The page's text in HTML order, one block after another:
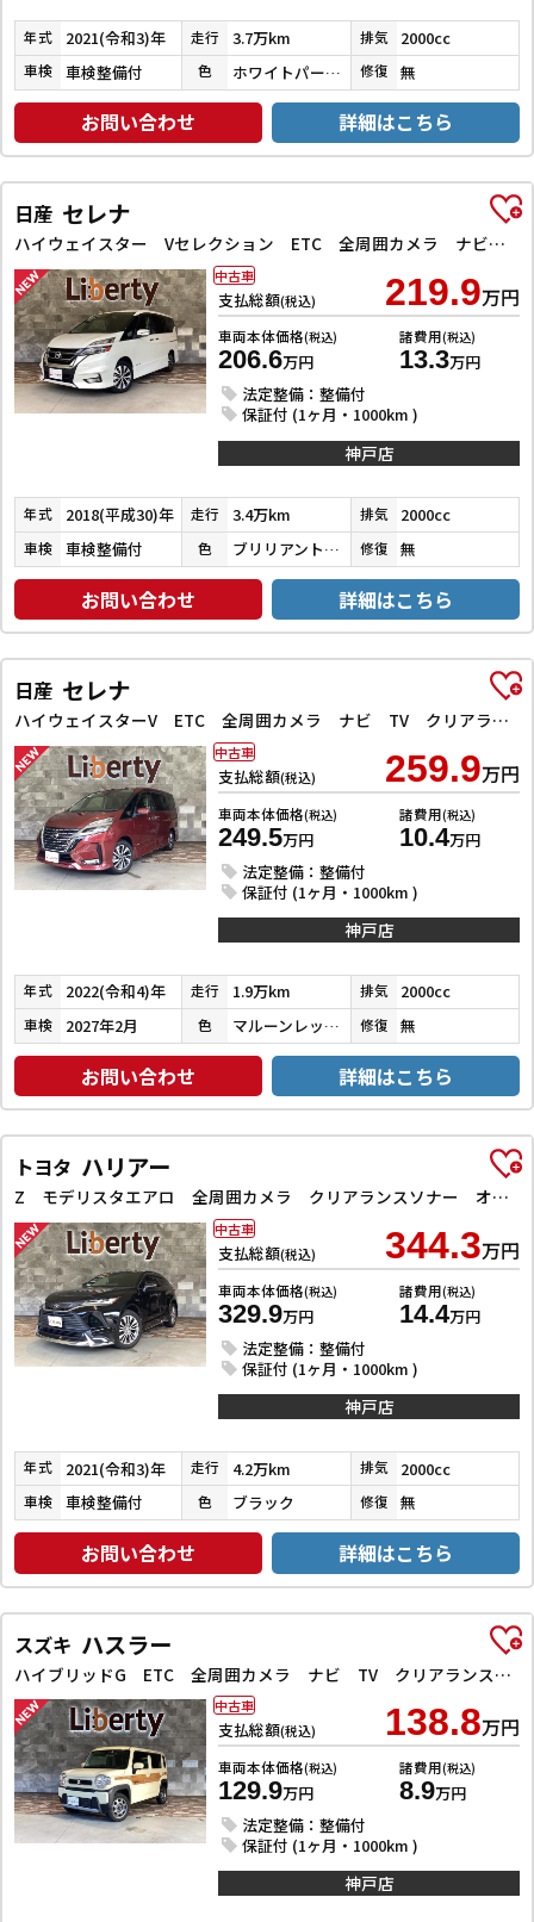
年式 2021(令和3)年 走行 3.7万km 排気 2000cc
車検 車検整備付 色 ホワイトパールクリスタルシャイン 修復 無
お問い合わせ 詳細はこちら
日産 セレナ
ハイウェイスター Vセレクション ETC 全周囲カメラ ナビ TV クリアランスソナー オートクルーズコントロール パークアシスト 衝突被害軽減システム 両側電動スライドドア オートライト LEDヘッドランプ
支払総額(税込) 219.9万円
車両本体価格(税込)
206.6万円
諸費用(税込)
13.3万円
法定整備：整備付
保証付 (1ヶ月・1000km )
中古車
神戸店
年式 2018(平成30)年 走行 3.4万km 排気 2000cc
車検 車検整備付 色 ブリリアントホワイトパール３コートパール 修復 無
お問い合わせ 詳細はこちら
日産 セレナ
ハイウェイスターV ETC 全周囲カメラ ナビ TV クリアランスソナー オートクルーズコントロール 衝突被害軽減システム 両側電動スライドドア オートライト LEDヘッドランプ スマートキー
支払総額(税込) 259.9万円
車両本体価格(税込)
249.5万円
諸費用(税込)
10.4万円
法定整備：整備付
保証付 (1ヶ月・1000km )
中古車
神戸店
年式 2022(令和4)年 走行 1.9万km 排気 2000cc
車検 2027年2月 色 マルーンレッドマルチフレックスパールメタリック 修復 無
お問い合わせ 詳細はこちら
トヨタ ハリアー
Z モデリスタエアロ 全周囲カメラ クリアランスソナー オートクルーズコントロール レーンアシスト パワーシート 衝突被害軽減システム ナビ TV オートマチックハイビーム オートライト LEDヘッドラン
支払総額(税込) 344.3万円
車両本体価格(税込)
329.9万円
諸費用(税込)
14.4万円
法定整備：整備付
保証付 (1ヶ月・1000km )
中古車
神戸店
年式 2021(令和3)年 走行 4.2万km 排気 2000cc
車検 車検整備付 色 ブラック 修復 無
お問い合わせ 詳細はこちら
スズキ ハスラー
ハイブリッドG ETC 全周囲カメラ ナビ TV クリアランスソナー オートクルーズコントロール レーンアシスト 衝突被害軽減システム オートライト スマートキー アイドリングストップ
支払総額(税込) 138.8万円
車両本体価格(税込)
129.9万円
諸費用(税込)
8.9万円
法定整備：整備付
保証付 (1ヶ月・1000km )
中古車
神戸店